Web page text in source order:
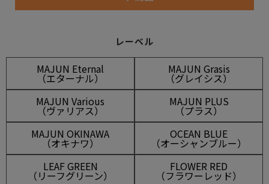
レーベル
MAJUN Eternal
（エターナル）
MAJUN Grasis
（グレイシス）
MAJUN Various
（ヴァリアス）
MAJUN PLUS
（プラス）
MAJUN OKINAWA
（オキナワ）
OCEAN BLUE
（オーシャンブルー）
LEAF GREEN
（リーフグリーン）
FLOWER RED
（フラワーレッド）